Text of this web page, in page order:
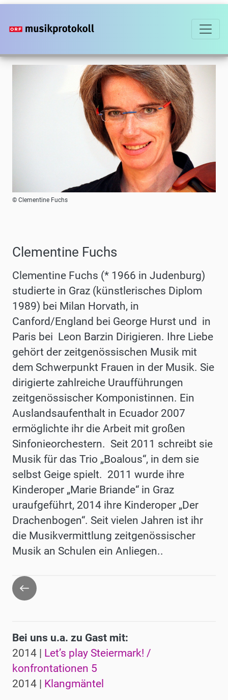
Direkt
zum
© Clementine Fuchs
Clementine Fuchs
Clementine Fuchs (* 1966 in Judenburg)
studierte in Graz (künstlerisches Diplom
1989) bei Milan Horvath, in
Canford/England bei George Hurst und in
Paris bei Leon Barzin Dirigieren. Ihre Liebe
gehört der zeitgenössischen Musik mit
dem Schwerpunkt Frauen in der Musik. Sie
dirigierte zahlreiche Uraufführungen
zeitgenössischer Komponistinnen. Ein
Auslandsaufenthalt in Ecuador 2007
ermöglichte ihr die Arbeit mit großen
Sinfonieorchestern. Seit 2011 schreibt sie
Musik für das Trio „Boalous“, in dem sie
selbst Geige spielt. 2011 wurde ihre
Kinderoper „Marie Briande“ in Graz
uraufgeführt, 2014 ihre Kinderoper „Der
Drachenbogen“. Seit vielen Jahren ist ihr
die Musikvermittlung zeitgenössischer
Musik an Schulen ein Anliegen..
Zurück
Bei uns u.a. zu Gast mit:
2014 | Let’s play Steiermark! /
konfrontationen 5
2014 | Klangmäntel